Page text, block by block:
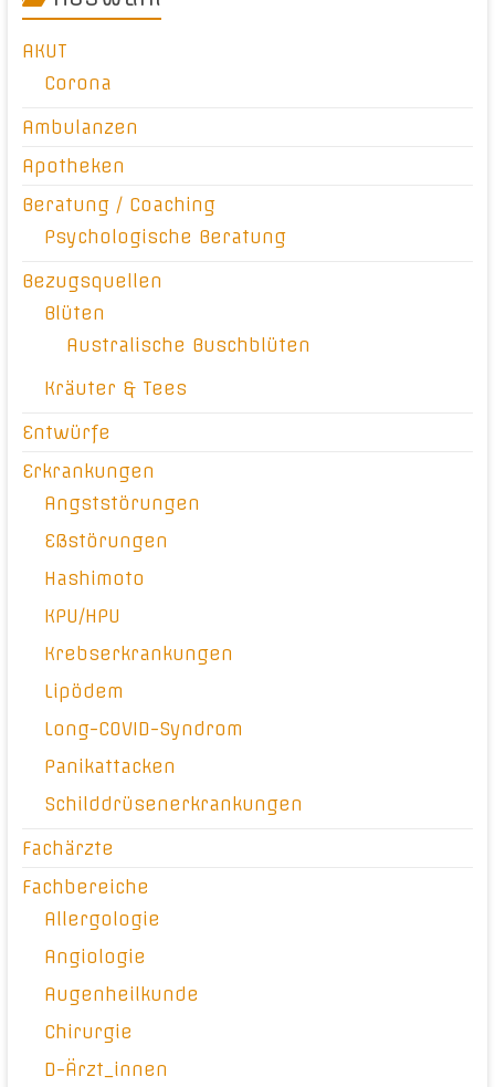
AKUT
Corona
Ambulanzen
Apotheken
Beratung / Coaching
Psychologische Beratung
Bezugsquellen
Blüten
Australische Buschblüten
Kräuter & Tees
Entwürfe
Erkrankungen
Angststörungen
Eßstörungen
Hashimoto
KPU/HPU
Krebserkrankungen
Lipödem
Long-COVID-Syndrom
Panikattacken
Schilddrüsenerkrankungen
Fachärzte
Fachbereiche
Allergologie
Angiologie
Augenheilkunde
Chirurgie
D-Ärzt_innen